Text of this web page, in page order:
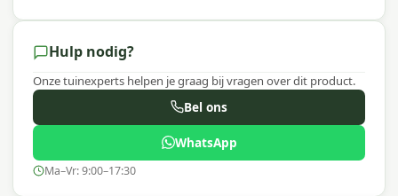
Hulp nodig?
Onze tuinexperts helpen je graag bij vragen over dit product.
Bel ons
WhatsApp
Ma–Vr: 9:00–17:30